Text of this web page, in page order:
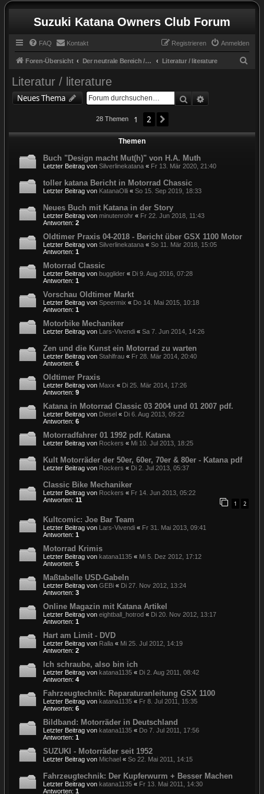
Suzuki Katana Owners Club Forum
FAQ Kontakt Anmelden
Registrieren
Foren-Übersicht Der neutrale Bereich / the neutral zone Literatur / literature
Literatur / literature
Neues Thema Suche
28 Themen 1 2
Themen
Buch "Design macht Mut(h)" von H.A. Muth
Letzter Beitrag von Silverlinekatana « Fr 13. Mär 2020, 21:40
toller katana Bericht in Motorrad Chassic
Letzter Beitrag von KatanaOlli « So 15. Sep 2019, 18:33
Neues Buch mit Katana in der Story
Letzter Beitrag von minutenrohr « Fr 22. Jun 2018, 11:43
Antworten: 2
Oldtimer Praxis 04-2018 - Bericht über GSX 1100 Motor
Letzter Beitrag von Silverlinekatana « So 11. Mär 2018, 15:05
Antworten: 1
Motorrad Classic
Letzter Beitrag von bugglider « Di 9. Aug 2016, 07:28
Antworten: 1
Vorschau Oldtimer Markt
Letzter Beitrag von Speermix « Do 14. Mai 2015, 10:18
Antworten: 1
Motorbike Mechaniker
Letzter Beitrag von Lars-Vivendi « Sa 7. Jun 2014, 14:26
Zen und die Kunst ein Motorrad zu warten
Letzter Beitrag von Stahlfrau « Fr 28. Mär 2014, 20:40
Antworten: 6
Oldtimer Praxis
Letzter Beitrag von Maxx « Di 25. Mär 2014, 17:26
Antworten: 9
Katana in Motorrad Classic 03 2004 und 01 2007 pdf.
Letzter Beitrag von Diesel « Di 6. Aug 2013, 09:22
Antworten: 6
Motorradfahrer 01 1992 pdf. Katana
Letzter Beitrag von Rockers « Mi 10. Jul 2013, 18:25
Kult Motorräder der 50er, 60er, 70er & 80er - Katana pdf
Letzter Beitrag von Rockers « Di 2. Jul 2013, 05:37
Classic Bike Mechaniker
Letzter Beitrag von Rockers « Fr 14. Jun 2013, 05:22
Antworten: 11 1 2
Kultcomic: Joe Bar Team
Letzter Beitrag von Lars-Vivendi « Fr 31. Mai 2013, 09:41
Antworten: 1
Motorrad Krimis
Letzter Beitrag von katana1135 « Mi 5. Dez 2012, 17:12
Antworten: 5
Maßtabelle USD-Gabeln
Letzter Beitrag von GEBi « Di 27. Nov 2012, 13:24
Antworten: 3
Online Magazin mit Katana Artikel
Letzter Beitrag von eightball_hotrod « Di 20. Nov 2012, 13:17
Antworten: 1
Hart am Limit - DVD
Letzter Beitrag von Ralla « Mi 25. Jul 2012, 14:19
Antworten: 2
Ich schraube, also bin ich
Letzter Beitrag von katana1135 « Di 2. Aug 2011, 08:42
Antworten: 4
Fahrzeugtechnik: Reparaturanleitung GSX 1100
Letzter Beitrag von katana1135 « Fr 8. Jul 2011, 15:35
Antworten: 6
Bildband: Motorräder in Deutschland
Letzter Beitrag von katana1135 « Do 7. Jul 2011, 17:56
Antworten: 1
SUZUKI - Motorräder seit 1952
Letzter Beitrag von Michael « So 22. Mai 2011, 14:15
Fahrzeugtechnik: Der Kupferwurm + Besser Machen
Letzter Beitrag von katana1135 « Fr 13. Mai 2011, 14:30
Antworten: 1